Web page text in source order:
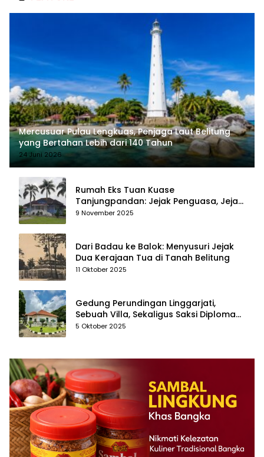
Mercusuar Pulau Lengkuas, Penjaga Laut Belitung
yang Bertahan Lebih dari 140 Tahun
24 Juni 2026
Rumah Eks Tuan Kuase
Tanjungpandan: Jejak Penguasa, Jejak
Kenangan
9 November 2025
Dari Badau ke Balok: Menyusuri Jejak
Dua Kerajaan Tua di Tanah Belitung
11 Oktober 2025
Gedung Perundingan Linggarjati,
Sebuah Villa, Sekaligus Saksi Diplomasi
yang Mengubah Arah Bangsa
5 Oktober 2025